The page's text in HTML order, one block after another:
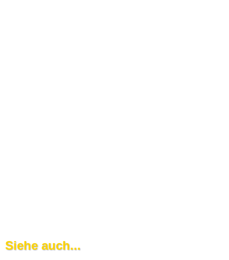
Siehe auch...